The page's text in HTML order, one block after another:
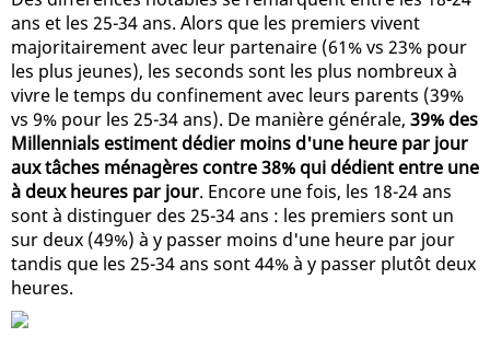
ans et les 25-34 ans. Alors que les premiers vivent
majoritairement avec leur partenaire (61% vs 23% pour
les plus jeunes), les seconds sont les plus nombreux à
vivre le temps du confinement avec leurs parents (39%
vs 9% pour les 25-34 ans). De manière générale, 39% des
Millennials estiment dédier moins d'une heure par jour
aux tâches ménagères contre 38% qui dédient entre une
à deux heures par jour. Encore une fois, les 18-24 ans
sont à distinguer des 25-34 ans : les premiers sont un
sur deux (49%) à y passer moins d'une heure par jour
tandis que les 25-34 ans sont 44% à y passer plutôt deux
heures.